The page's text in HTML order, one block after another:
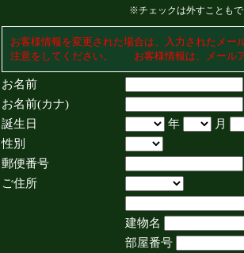
※チェックは外すことも
お客様情報を変更された場合は、入力されたメ
注意をしてください。 お客様情報は、メール
お名前
お名前(カナ)
誕生日
年
月
性別
郵便番号
ご住所
建物名
部屋番号